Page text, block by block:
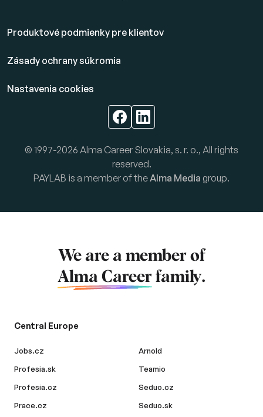
Produktové podmienky pre klientov
Zásady ochrany súkromia
Nastavenia cookies
© 1997-2026 Alma Career Slovakia, s. r. o., All rights
reserved.
PAYLAB is a member of the Alma Media group.
We are a member of
Alma Career family.
Central Europe
Jobs.cz
Profesia.sk
Profesia.cz
Prace.cz
Arnold
Teamio
Seduo.cz
Seduo.sk